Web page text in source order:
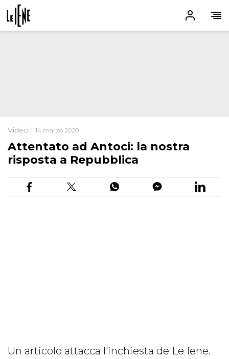
Video | 14 marzo 2020
Attentato ad Antoci: la nostra
risposta a Repubblica
Un articolo attacca l'inchiesta de Le Iene.